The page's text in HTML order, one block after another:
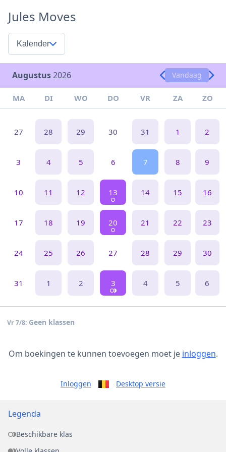
Jules Moves
Kalender
Augustus2026 Vandaag
MA DI WO DO VR ZA ZO
27 28 29 30 31 1 2
3 4 5 6 7 8 9
10 11 12 13 14 15 16
17 18 19 20 21 22 23
24 25 26 27 28 29 30
31 1 2 3 4 5 6
Vr 7/8: Geen klassen
Om boekingen te kunnen toevoegen moet je inloggen.
Inloggen Desktop versie
Legenda
Beschikbare klas